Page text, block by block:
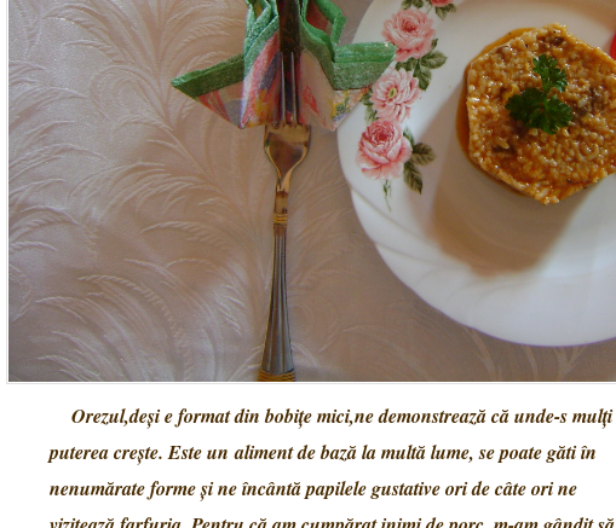
Orezul,deşi e format din bobiţe mici,ne demonstrează că unde-s mulţi
puterea creşte. Este un aliment de bază la multă lume, se poate găti în
nenumărate forme şi ne încântă papilele gustative ori de câte ori ne